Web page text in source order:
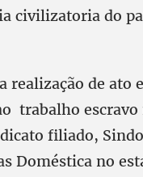
civilizatoria do
realização de
trabalho escravo
filiado,
Doméstica no